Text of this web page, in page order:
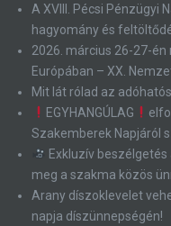
A XVIII. Pécsi Pénzügyi
hagyomány és
2026. március 26-27-
Európában – XX.
Mit lát rólad az
EGYHANGÚLAG
Szakemberek Napjáról
Exkluzív
meg a szakma közös
Arany díszoklevelet
napja díszünnepségén!